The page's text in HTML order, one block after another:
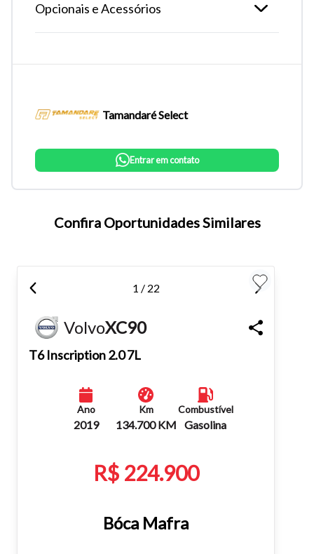
Tamanho do texto
atalhos Ctrl+ (para aumentar) e Ctrl- (para diminuir) no seu
teclado.
Opcionais e Acessórios
Tamandaré Select
Entrar em contato
Confira Oportunidades Similares
1 / 22
VolvoXC90
T6 Inscription 2.0 7L
Ano
2019
Km
134.700 KM
Combustível
Gasolina
R$ 224.900
Bóca Mafra